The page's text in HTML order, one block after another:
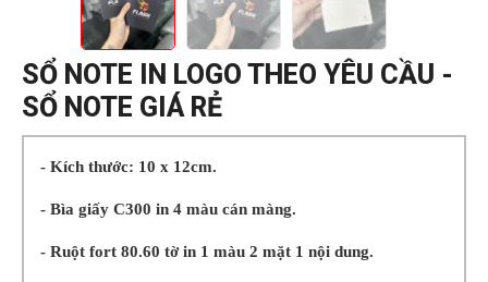
SỔ NOTE IN LOGO THEO YÊU CẦU -
SỔ NOTE GIÁ RẺ
- Kích thước: 10 x 12cm.
- Bìa giấy C300 in 4 màu cán màng.
- Ruột fort 80.60 tờ in 1 màu 2 mặt 1 nội dung.